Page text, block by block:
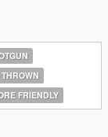
THROWN
FRIENDLY